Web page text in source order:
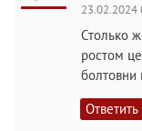
23.02.2024
Столько
ростом
Ответить